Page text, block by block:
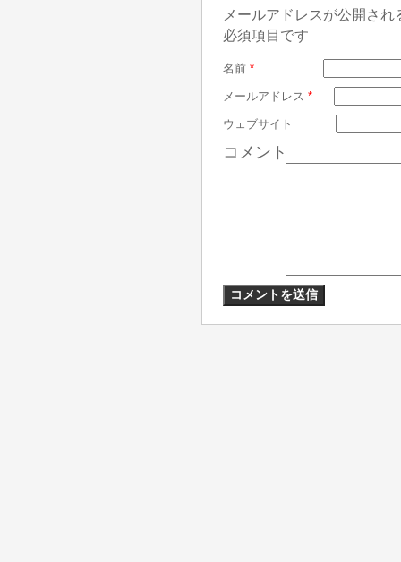
メールアドレスが公開さ
必須項目です
名前 *
メールアドレス *
ウェブサイト
コメント